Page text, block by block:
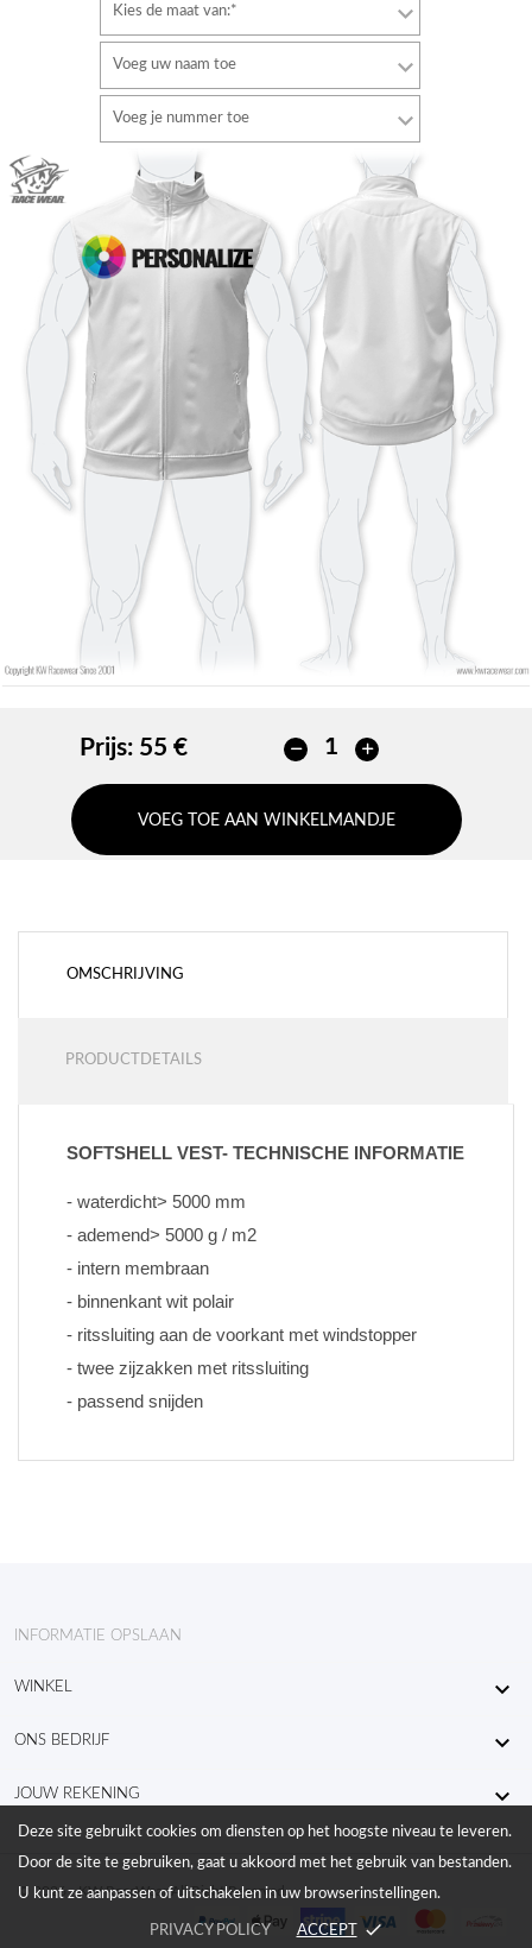
Kies de maat van:*
Voeg uw naam toe
Tekstkleur
Contour kleur
Geen contour
TOEVOEGEN
Voeg je nummer toe
Lettertype
stijl
Tekstkleur
Geen contour
TOEVOEGEN
Prijs: 55 €
VOEG TOE AAN WINKELMANDJE
OMSCHRIJVING
PRODUCTDETAILS
SOFTSHELL VEST- TECHNISCHE INFORMATIE
- waterdicht> 5000 mm
- ademend> 5000 g / m2
- intern membraan
- binnenkant wit polair
- ritssluiting aan de voorkant met windstopper
- twee zijzakken met ritssluiting
- passend snijden
INFORMATIE OPSLAAN
WINKEL 
ONS BEDRIJF 
JOUW REKENING 
Deze site gebruikt cookies om diensten op het hoogste niveau te leveren.
Door de site te gebruiken, gaat u akkoord met het gebruik van bestanden.
U kunt ze aanpassen of uitschakelen in uw browserinstellingen.
PRIVACY POLICY ACCEPT done
© 2026 - KW RaceWear All Right Reserved